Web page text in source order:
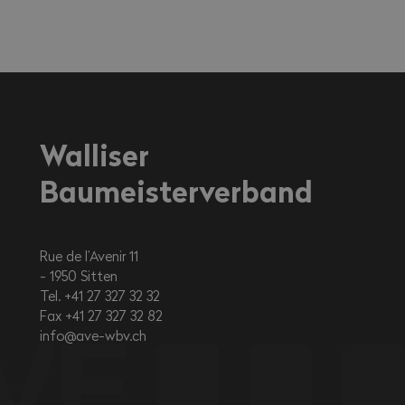
Walliser
Baumeisterverband
Rue de l’Avenir 11
1950 Sitten
Tel. +41 27 327 32 32
Fax +41 27 327 32 82
info@ave-wbv.ch